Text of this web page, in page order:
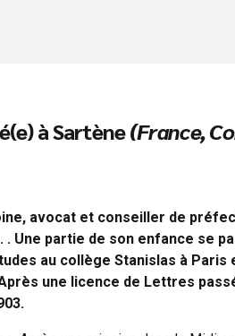
à Sartène(France,
avocat et conseiller de
. Une partie de son enfance se
au collège Stanislas à Paris
une licence de Lettres